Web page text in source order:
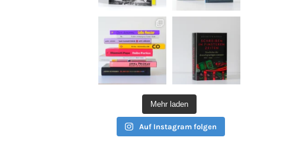
Mehr laden
Auf Instagram folgen